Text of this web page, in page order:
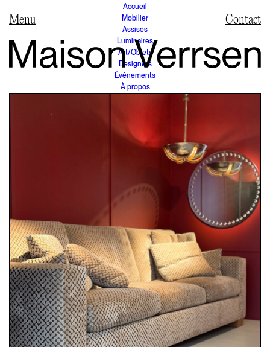
Contact
Accueil
Mobilier
Assises
Luminaires
Art/Objets
Designers
Événements
À propos